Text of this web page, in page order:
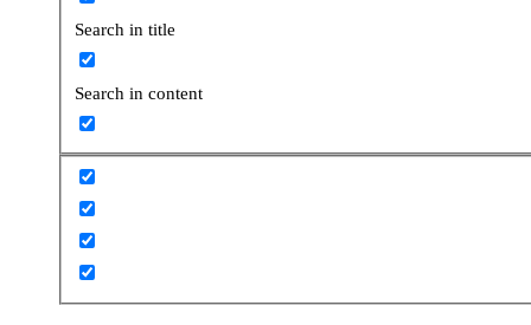
Search in title
Search in content